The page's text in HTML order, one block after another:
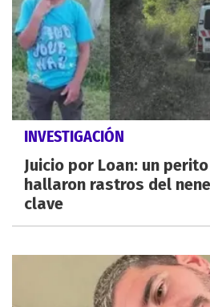
INVESTIGACIÓN
Juicio por Loan: un
hallaron rastros del
clave